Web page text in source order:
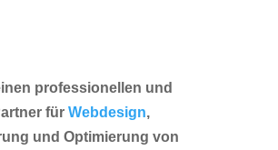
professionellen und
für Webdesign,
und Optimierung von